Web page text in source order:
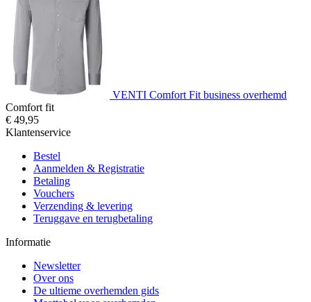
VENTI Comfort Fit business overhemd
Comfort fit
€ 49,95
Klantenservice
Bestel
Aanmelden & Registratie
Betaling
Vouchers
Verzending & levering
Teruggave en terugbetaling
Informatie
Newsletter
Over ons
De ultieme overhemden gids